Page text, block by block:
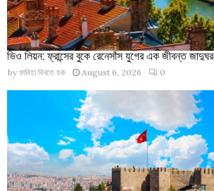
ভিও লিয়ন: ফ্রান্সের বুকে রেনেসাঁস যুগের এক জীবন্ত জাদুঘর
by ফাবিহা বিনতে হক August 6, 2026 0